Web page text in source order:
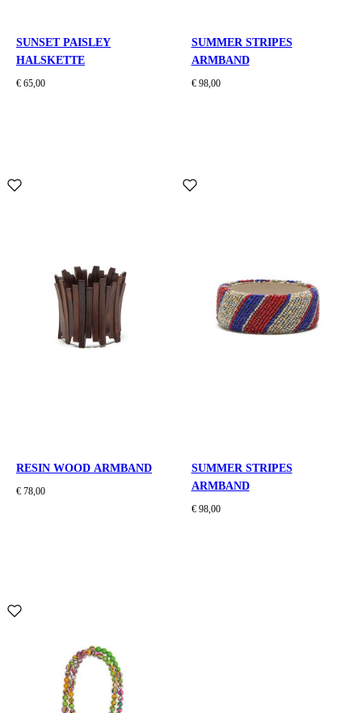
SUNSET PAISLEY
HALSKETTE
€ 65,00
SUMMER STRIPES
ARMBAND
€ 98,00
RESIN WOOD ARMBAND
€ 78,00
SUMMER STRIPES
ARMBAND
€ 98,00